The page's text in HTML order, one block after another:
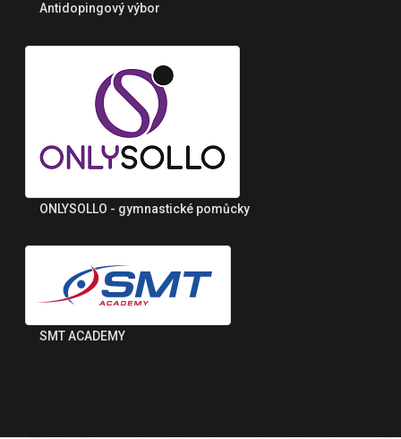
Antidopingový výbor
ONLYSOLLO - gymnastické pomůcky
SMT ACADEMY